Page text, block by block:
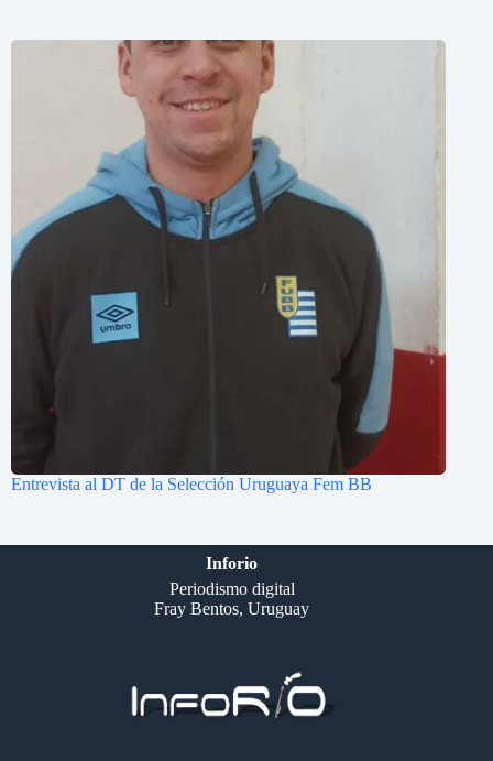
Entrevista al DT de la Selección Uruguaya Fem BB
Inforio
Periodismo digital
Fray Bentos, Uruguay